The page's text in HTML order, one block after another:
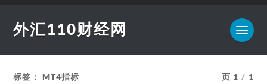
外汇110财经网
标签：MT4指标 页 1 / 1